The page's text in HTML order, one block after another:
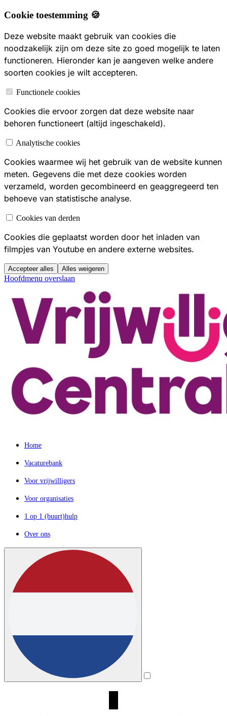
Cookie toestemming 🍪
Deze website maakt gebruik van cookies die
noodzakelijk zijn om deze site zo goed mogelijk te laten
functioneren. Hieronder kan je aangeven welke andere
soorten cookies je wilt accepteren.
Functionele cookies
Cookies die ervoor zorgen dat deze website naar
behoren functioneert (altijd ingeschakeld).
Analytische cookies
Cookies waarmee wij het gebruik van de website kunnen
meten. Gegevens die met deze cookies worden
verzameld, worden gecombineerd en geaggregeerd ten
behoeve van statistische analyse.
Cookies van derden
Cookies die geplaatst worden door het inladen van
filmpjes van Youtube en andere externe websites.
Accepteer alles Alles weigeren
Hoofdmenu overslaan
Home
Vacaturebank
Voor vrijwilligers
Voor organisaties
1 op 1 (buurt)hulp
Over ons